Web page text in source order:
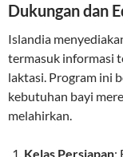
Dukungan dan
Islandia
termasuk informasi
laktasi. Program ini
kebutuhan bayi
melahirkan.
Kelas Persiapan: